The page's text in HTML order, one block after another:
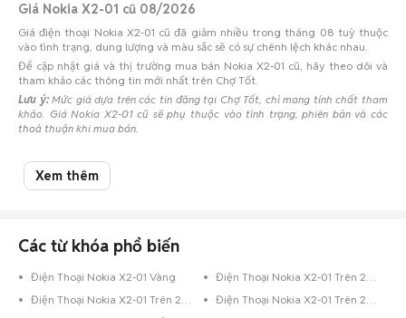
Giá Nokia X2-01 cũ 08/2026
Giá điện thoại Nokia X2-01 cũ đã giảm nhiều trong tháng 08 tuỳ thuộc
vào tình trạng, dung lượng và màu sắc sẽ có sự chênh lệch khác nhau.
Để cập nhật giá và thị trường mua bán Nokia X2-01 cũ, hãy theo dõi và
tham khảo các thông tin mới nhất trên Chợ Tốt.
Lưu ý:Mức giá dựa trên các tin đăng tại Chợ Tốt, chỉ mang tính chất tham
khảo. Giá Nokia X2-01 cũ sẽ phụ thuộc vào tình trạng, phiên bản và các
thoả thuận khi mua bán.
Mua bán Nokia X2-01 cũ
Chợ Tốt có 0 tin đăng bán, mua Nokia X2-01 cũ với nhiều khoảng giá giúp
Xem thêm
Các từ khóa phổ biến
Điện Thoại Nokia X2-01 Vàng
Điện Thoại Nokia X2-01 Trên 256GB Xám
Điện Thoại Nokia X2-01 Trên 256GB Đỏ
Điện Thoại Nokia X2-01 Trên 256GB Đen